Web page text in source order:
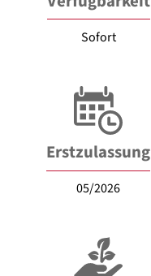
Sofort
Erstzulassung
05/2026